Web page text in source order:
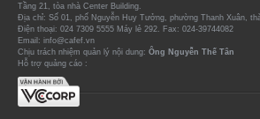
Tầng 21, tòa nhà Center Building.
Địa chỉ: Số 01, phố Nguyễn Huy Tưởng, phường Thanh Xuân,
Điện thoại: 024 7309 5555 Máy lẻ 292. Fax: 024-39744082
Email: info@cafef.vn
Chịu trách nhiệm quản lý nội dung: Ông Nguyễn Thế Tân
Hỗ trợ quảng cáo :